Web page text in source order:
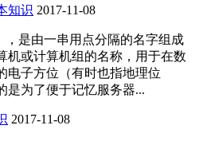
知识 2017-11-08
，是由一串用点分隔的名字组成
机或计算机组的名称，用于在数
电子方位（有时也指地理位
是为了便于记忆服务器...
2017-11-08